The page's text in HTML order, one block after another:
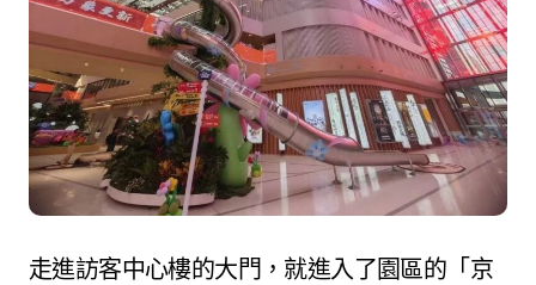
走進訪客中心樓的大門，就進入了園區的「京